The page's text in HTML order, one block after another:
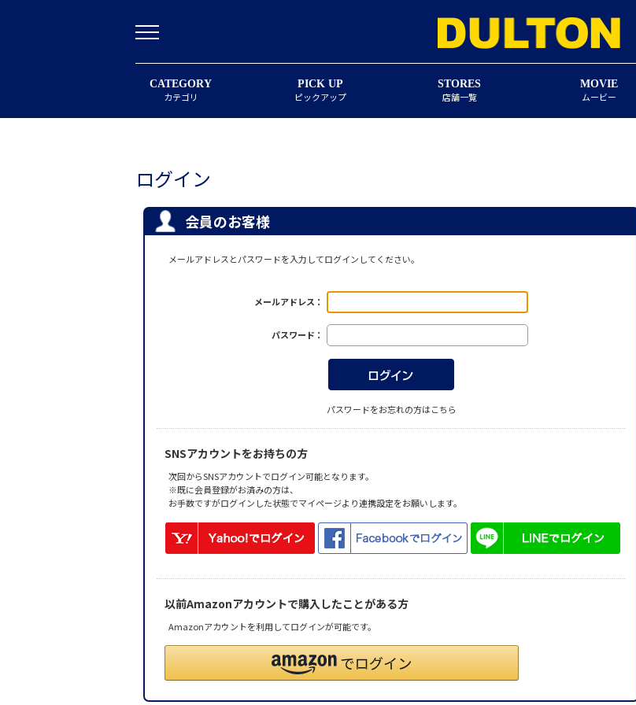
CATEGORY
カテゴリ
PICK UP
ピックアップ
STORES
店舗一覧
MOVIE
ムービー
ログイン
会員のお客様
メールアドレスとパスワードを入力してログインしてください。
メールアドレス：
パスワード：
パスワードをお忘れの方はこちら
SNSアカウントをお持ちの方
次回からSNSアカウントでログイン可能となります。
※既に会員登録がお済みの方は、
お手数ですがログインした状態でマイページより連携設定をお願いします。
以前Amazonアカウントで購入したことがある方
Amazonアカウントを利用してログインが可能です。